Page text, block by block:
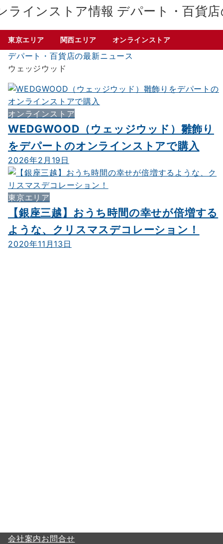
デパート・百貨
東京エリア 関西エリア オンラインストア
デパート・百貨店の最新ニュース
ウェッジウッド
オンラインストア
WEDGWOOD（ウェッジウッド）雛飾り
をデパートのオンラインストアで購入
2026年2月19日
東京エリア
【銀座三越】おうち時間の幸せが倍増する
ような、クリスマスデコレーション！
2020年11月13日
会社案内お問合せ